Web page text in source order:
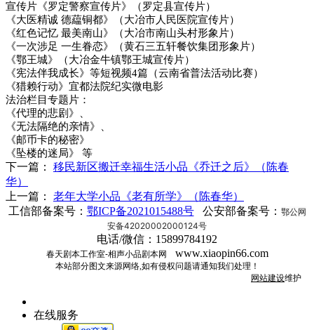
宣传片《罗定警察宣传片》（罗定县宣传片）
《大医精诚 德藴铜都》（大冶市人民医院宣传片）
《红色记忆 最美南山》（大冶市南山头村形象片）
《一次涉足 一生眷恋》（黄石三五轩餐饮集团形象片）
《鄂王城》（大冶金牛镇鄂王城宣传片）
《宪法伴我成长》等短视频4篇（云南省普法活动比赛）
《猎赖行动》宜都法院纪实微电影
法治栏目专题片：
《代理的悲剧》、
《无法隔绝的亲情》、
《邮币卡的秘密》
《坠楼的迷局》 等
下一篇：
移民新区搬迁幸福生活小品《乔迁之后》（陈春
华）
上一篇：
老年大学小品《老有所学》（陈春华）
工信部备案号： 鄂ICP备2021015488号公安部备案号： 鄂公网
安备42020002000124号
电话/微信：15899784192
春天剧本工作室-相声小品剧本网 www.xiaopin66.com
本站部分图文来源网络,如有侵权问题请通知我们处理！
网站建设维护
在线服务